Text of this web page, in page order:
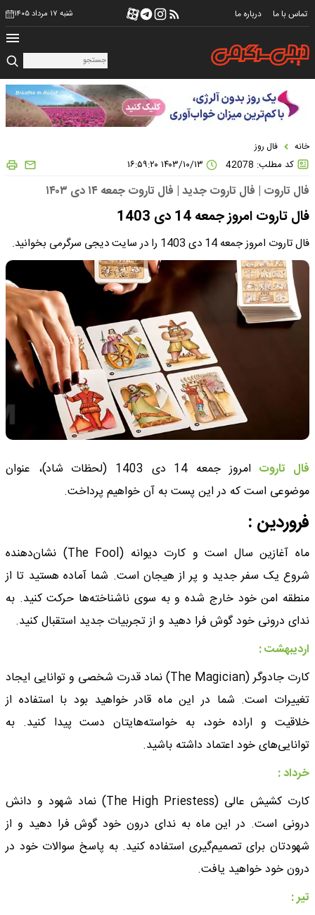
تماس با ما درباره ما شنبه ۱۷ مرداد ۱۴۰۵
خانه فال روز
کد مطلب: 42078
فال تاروت | فال تاروت جدید | فال تاروت جمعه ۱۴ دی ۱۴۰۳
فال تاروت امروز جمعه 14 دی 1403
فال تاروت امروز جمعه 14 دی 1403 را در سایت دیجی سرگرمی بخوانید.
فال تاروت
امروز جمعه 14 دی 1403 (لحظات شاد)، عنوان
موضوعی است که در این پست به آن خواهیم پرداخت.
فروردین :
ماه آغازین سال است و کارت دیوانه (The Fool) نشان‌دهنده
شروع یک سفر جدید و پر از هیجان است. شما آماده هستید تا از
منطقه امن خود خارج شده و به سوی ناشناخته‌ها حرکت کنید. به
ندای درونی خود گوش فرا دهید و از تجربیات جدید استقبال کنید.
اردیبهشت :
کارت جادوگر (The Magician) نماد قدرت شخصی و توانایی ایجاد
تغییرات است. شما در این ماه قادر خواهید بود با استفاده از
خلاقیت و اراده خود، به خواسته‌هایتان دست پیدا کنید. به
توانایی‌های خود اعتماد داشته باشید.
خرداد :
کارت کشیش عالی (The High Priestess) نماد شهود و دانش
درونی است. در این ماه به ندای درون خود گوش فرا دهید و از
شهودتان برای تصمیم‌گیری استفاده کنید. به پاسخ سوالات خود در
درون خود خواهید یافت.
تیر :